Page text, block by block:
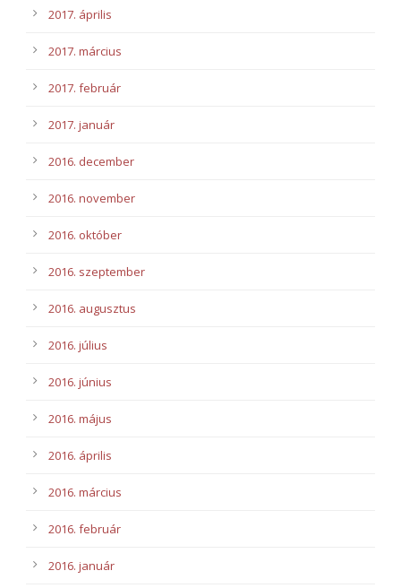
2017. április
2017. március
2017. február
2017. január
2016. december
2016. november
2016. október
2016. szeptember
2016. augusztus
2016. július
2016. június
2016. május
2016. április
2016. március
2016. február
2016. január